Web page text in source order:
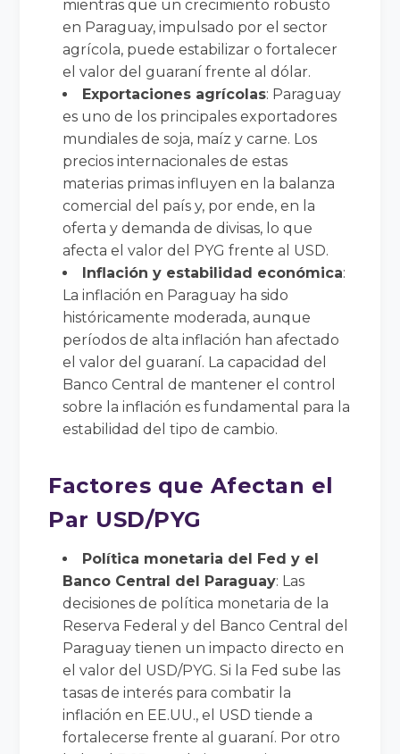
mientras que un crecimiento robusto
en Paraguay, impulsado por el sector
agrícola, puede estabilizar o fortalecer
el valor del guaraní frente al dólar.
Exportaciones agrícolas: Paraguay
es uno de los principales exportadores
mundiales de soja, maíz y carne. Los
precios internacionales de estas
materias primas influyen en la balanza
comercial del país y, por ende, en la
oferta y demanda de divisas, lo que
afecta el valor del PYG frente al USD.
Inflación y estabilidad económica:
La inflación en Paraguay ha sido
históricamente moderada, aunque
períodos de alta inflación han afectado
el valor del guaraní. La capacidad del
Banco Central de mantener el control
sobre la inflación es fundamental para la
estabilidad del tipo de cambio.
Factores que Afectan el
Par USD/PYG
Política monetaria del Fed y el
Banco Central del Paraguay: Las
decisiones de política monetaria de la
Reserva Federal y del Banco Central del
Paraguay tienen un impacto directo en
el valor del USD/PYG. Si la Fed sube las
tasas de interés para combatir la
inflación en EE.UU., el USD tiende a
fortalecerse frente al guaraní. Por otro